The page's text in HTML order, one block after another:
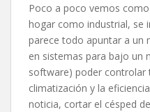
Poco a poco vemos
hogar como industrial, se
parece todo apuntar a un
en sistemas para bajo un
software) poder controlar
climatización y la
noticia, cortar el césped